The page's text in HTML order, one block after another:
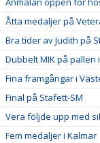
Åtta medaljer på
Bra tider av Judith på
Dubbelt MIK på pallen
Fina framgångar i
Final på Stafett-SM
Vera följde upp med
Fem medaljer i Kalmar